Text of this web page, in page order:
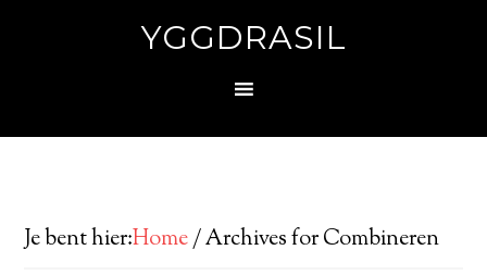
YGGDRASIL
Je bent hier:Home/Archives for Combineren